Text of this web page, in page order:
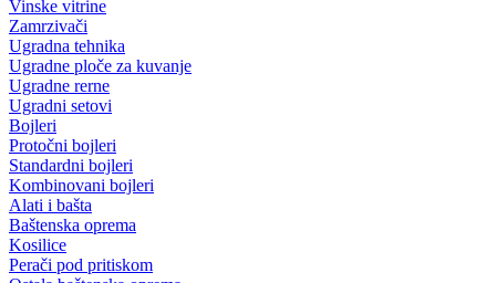
Vinske vitrine
Zamrzivači
Ugradna tehnika
Ugradne ploče za kuvanje
Ugradne rerne
Ugradni setovi
Bojleri
Protočni bojleri
Standardni bojleri
Kombinovani bojleri
Alati i bašta
Baštenska oprema
Kosilice
Perači pod pritiskom